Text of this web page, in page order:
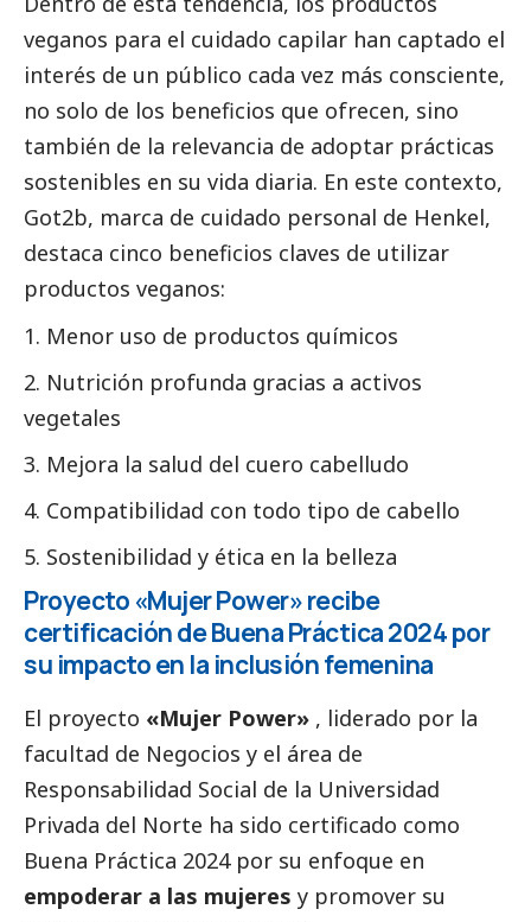
veganos para el cuidado capilar han captado el
interés de un público cada vez más consciente,
no solo de los beneficios que ofrecen, sino
también de la relevancia de adoptar prácticas
sostenibles en su vida diaria. En este contexto,
Got2b, marca de cuidado personal de Henkel,
destaca cinco beneficios claves de utilizar
productos veganos:
Menor uso de productos químicos
Nutrición profunda gracias a activos
vegetales
Mejora la salud del cuero cabelludo
Compatibilidad con todo tipo de cabello
Sostenibilidad y ética en la belleza
Proyecto «Mujer Power» recibe
certificación de Buena Práctica 2024 por
su impacto en la inclusión femenina
El proyecto «Mujer Power» , liderado por la
facultad de Negocios y el área de
Responsabilidad Social de la Universidad
Privada del Norte ha sido certificado como
Buena Práctica 2024 por su enfoque en
empoderar a las mujeres y promover su